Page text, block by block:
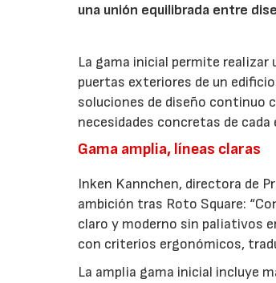
una unión equilibrada entre
La gama inicial permite
puertas exteriores de un
soluciones de diseño continuo
necesidades concretas de cada
Gama amplia, líneas claras
Inken Kannchen, directora de
ambición tras Roto Square:
claro y moderno sin paliativos
con criterios ergonómicos,
La amplia gama inicial incluye